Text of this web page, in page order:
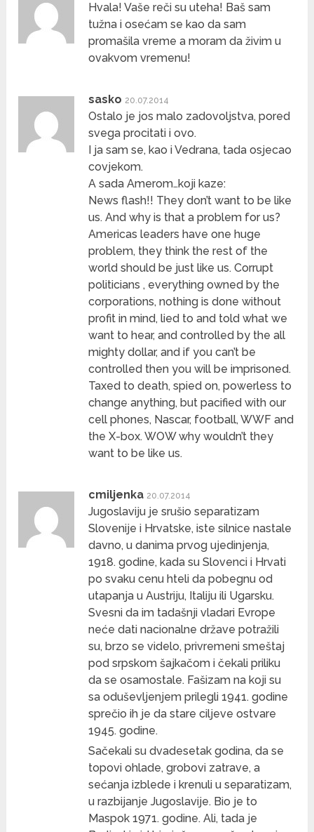
Hvala! Vaše reči su uteha! Baš sam
tužna i osećam se kao da sam
promašila vreme a moram da živim u
ovakvom vremenu!
sasko 20.07.2014
Ostalo je jos malo zadovoljstva, pored
svega procitati i ovo.
I ja sam se, kao i Vedrana, tada osjecao
covjekom.
A sada Amerom…koji kaze:
News flash!! They don’t want to be like
us. And why is that a problem for us?
Americas leaders have one huge
problem, they think the rest of the
world should be just like us. Corrupt
politicians , everything owned by the
corporations, nothing is done without
profit in mind, lied to and told what we
want to hear, and controlled by the all
mighty dollar, and if you can’t be
controlled then you will be imprisoned.
Taxed to death, spied on, powerless to
change anything, but pacified with our
cell phones, Nascar, football, WWF and
the X-box. WOW why wouldn’t they
want to be like us.
cmiljenka 20.07.2014
Jugoslaviju je srušio separatizam
Slovenije i Hrvatske, iste silnice nastale
davno, u danima prvog ujedinjenja,
1918. godine, kada su Slovenci i Hrvati
po svaku cenu hteli da pobegnu od
utapanja u Austriju, Italiju ili Ugarsku.
Svesni da im tadašnji vladari Evrope
neće dati nacionalne države potražili
su, brzo se videlo, privremeni smeštaj
pod srpskom šajkačom i čekali priliku
da se osamostale. Fašizam na koji su
sa oduševljenjem prilegli 1941. godine
sprečio ih je da stare ciljeve ostvare
1945. godine.
Sačekali su dvadesetak godina, da se
topovi ohlade, grobovi zatrave, a
sećanja izblede i krenuli u separatizam,
u razbijanje Jugoslavije. Bio je to
Maspok 1971. godine. Ali, tada je